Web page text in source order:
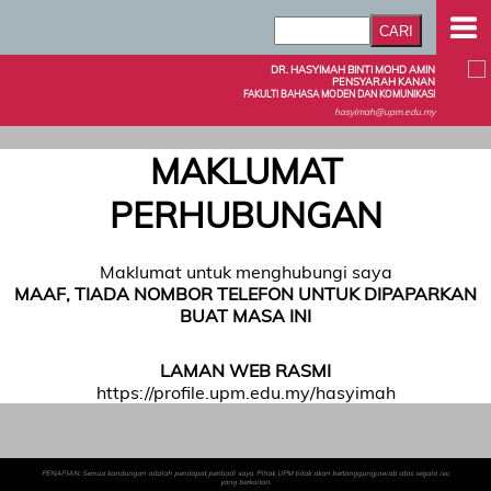
DR. HASYIMAH BINTI MOHD AMIN
PENSYARAH KANAN
FAKULTI BAHASA MODEN DAN KOMUNIKASI
hasyimah@upm.edu.my
MAKLUMAT
PERHUBUNGAN
Maklumat untuk menghubungi saya
MAAF, TIADA NOMBOR TELEFON UNTUK DIPAPARKAN
BUAT MASA INI
LAMAN WEB RASMI
https://profile.upm.edu.my/hasyimah
PENAFIAN: Semua kandungan adalah pendapat peribadi saya. Pihak UPM tidak akan bertanggungjawab atas segala isu
yang berkaitan.